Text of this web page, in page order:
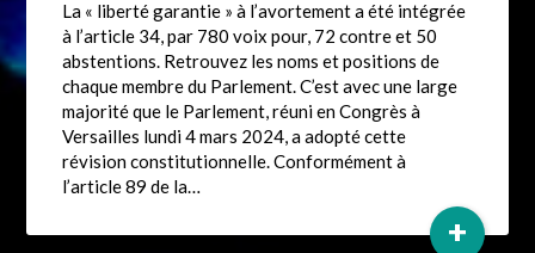
La « liberté garantie » à l’avortement a été intégrée
à l’article 34, par 780 voix pour, 72 contre et 50
abstentions. Retrouvez les noms et positions de
chaque membre du Parlement. C’est avec une large
majorité que le Parlement, réuni en Congrès à
Versailles lundi 4 mars 2024, a adopté cette
révision constitutionnelle. Conformément à
l’article 89 de la…
+